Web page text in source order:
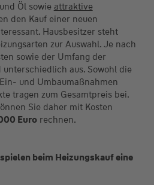
Öl sowie attraktive
den Kauf einer neuen
Hausbesitzer steht
zur Auswahl. Je nach
sowie der Umfang der
aus. Sowohl die
und Umbaumaßnahmen
tragen zum Gesamtpreis bei.
Sie daher mit Kosten
Eurorechnen.
beim Heizungskauf eine